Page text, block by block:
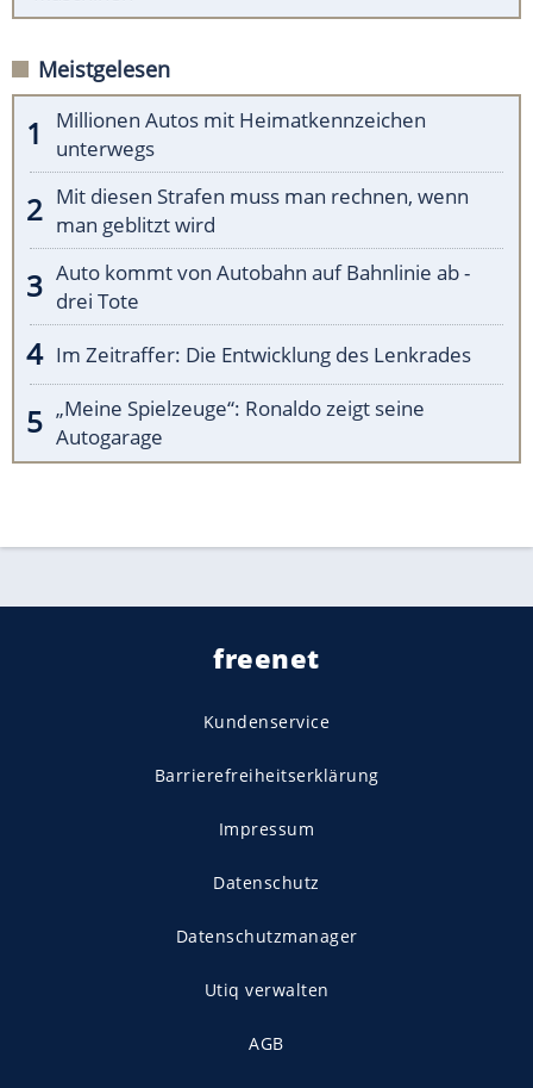
Meistgelesen
Millionen Autos mit Heimatkennzeichen
unterwegs
Mit diesen Strafen muss man rechnen, wenn
man geblitzt wird
Auto kommt von Autobahn auf Bahnlinie ab -
drei Tote
Im Zeitraffer: Die Entwicklung des Lenkrades
„Meine Spielzeuge“: Ronaldo zeigt seine
Autogarage
freenet
Kundenservice
Barrierefreiheitserklärung
Impressum
Datenschutz
Datenschutzmanager
Utiq verwalten
AGB